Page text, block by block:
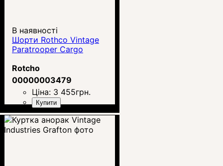
В наявності
Шорти Rothco Vintage
Paratrooper Cargo
Rotcho
00000003479
Ціна: 3 455грн.
Купити